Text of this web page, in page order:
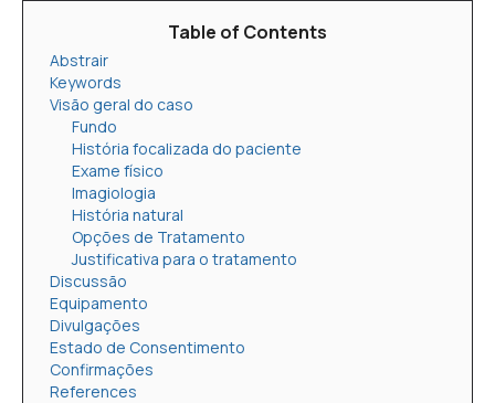
Table of Contents
Abstrair
Keywords
Visão geral do caso
Fundo
História focalizada do paciente
Exame físico
Imagiologia
História natural
Opções de Tratamento
Justificativa para o tratamento
Discussão
Equipamento
Divulgações
Estado de Consentimento
Confirmações
References